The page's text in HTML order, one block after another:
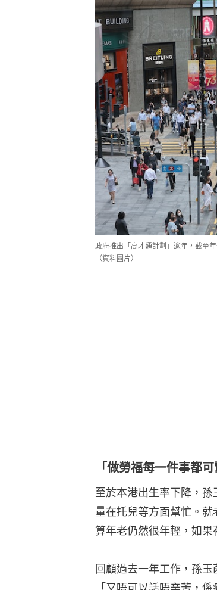
政府推出「高才通計劃」逾年，截至
（資料圖片）
「做勞福每一件事都
至於本港出生率下降，
量在托兒等方面幫忙。
算年老仍然很年輕，如果
回顧過去一年工作，孫